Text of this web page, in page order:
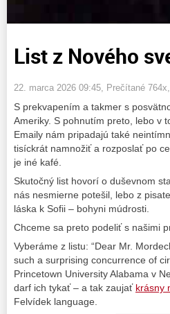
List z Nového
22. marca 2026 09:45 , Prečítané 764x,
S prekvapením a takmer s
Ameriky. S pohnutím preto, lebo v
Emaily nám pripadajú také
tisíckrát namnožiť a rozposlať po
je iné kafé.
Skutočný list hovorí o duševnom
nás nesmierne potešil, lebo z
láska k Sofii – bohyni múdrosti.
Chceme sa preto podeliť s našimi
Vyberáme z listu: “Dear Mr.
such a surprising concurrence of
Princetown University Alabama v
darf ich tykať – a tak zaujať krásny
Felvídek language.